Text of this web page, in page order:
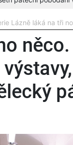
Lázně láká na tři